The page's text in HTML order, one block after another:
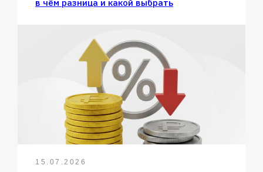
в чём разница и какой выбрать
15.07.2026